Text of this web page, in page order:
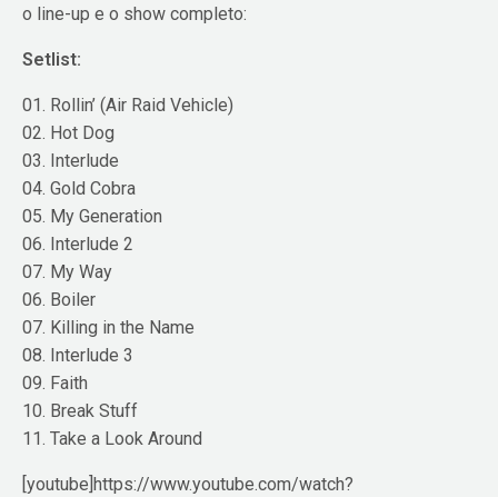
o line-up e o show completo:
Setlist:
01. Rollin’ (Air Raid Vehicle)
02. Hot Dog
03. Interlude
04. Gold Cobra
05. My Generation
06. Interlude 2
07. My Way
06. Boiler
07. Killing in the Name
08. Interlude 3
09. Faith
10. Break Stuff
11. Take a Look Around
[youtube]https://www.youtube.com/watch?